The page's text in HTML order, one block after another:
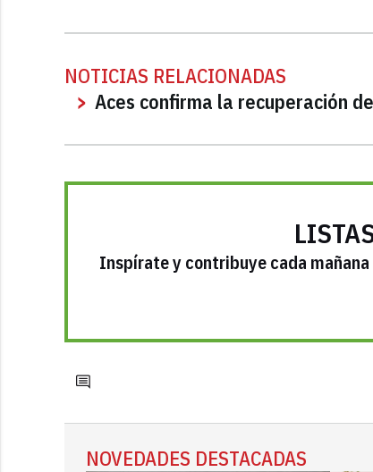
NOTICIAS RELACIONADAS
Aces confirma la recuperación
Inspírate y contribuye cada
NOVEDADES DESTACADAS